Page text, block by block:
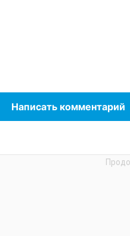
Написать комментарий